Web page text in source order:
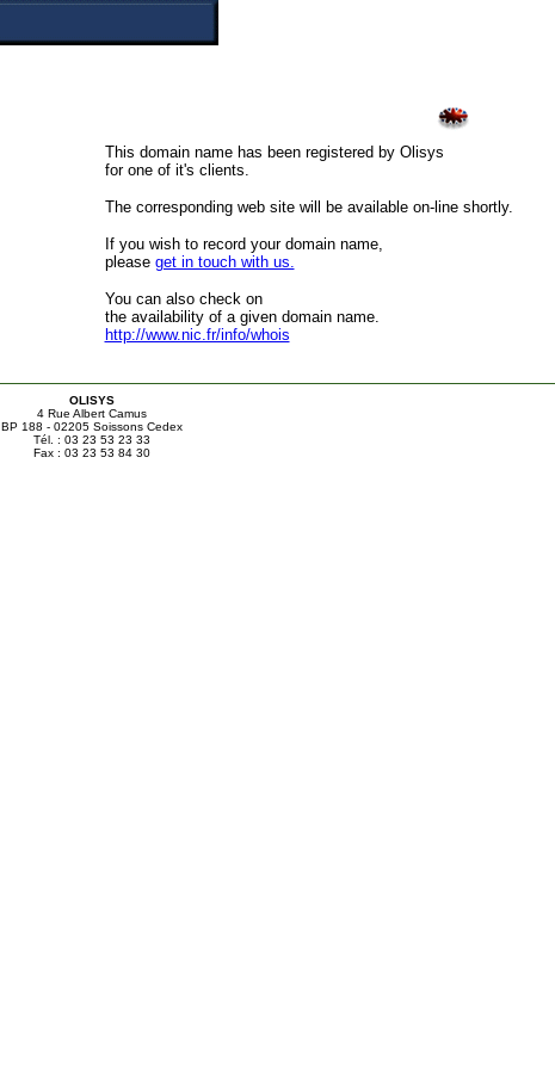
This domain name has been registered by Olisys
for one of it's clients.
The corresponding web site will be available on-line shortly.
If you wish to record your domain name,
please get in touch with us.
You can also check on
the availability of a given domain name.
http://www.nic.fr/info/whois
OLISYS
4 Rue Albert Camus
BP 188 - 02205 Soissons Cedex
Tél. : 03 23 53 23 33
Fax : 03 23 53 84 30